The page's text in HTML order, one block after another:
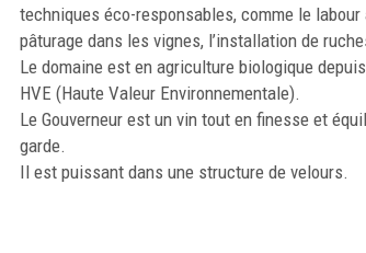
techniques éco-responsables, comme le labour
pâturage dans les vignes, l’installation de
Le domaine est en agriculture biologique
HVE (Haute Valeur Environnementale).
Le Gouverneur est un vin tout en finesse et
garde.
Il est puissant dans une structure de velours.